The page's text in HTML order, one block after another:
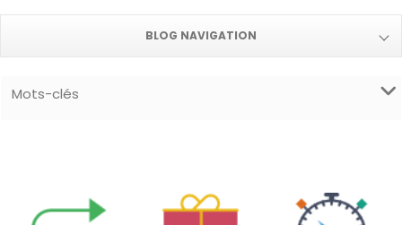
BLOG NAVIGATION
Mots-clés